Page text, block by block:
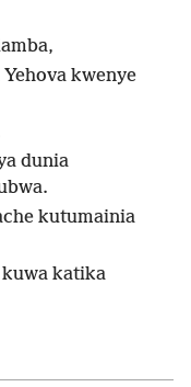
kwenye
dunia
kutumainia
katika